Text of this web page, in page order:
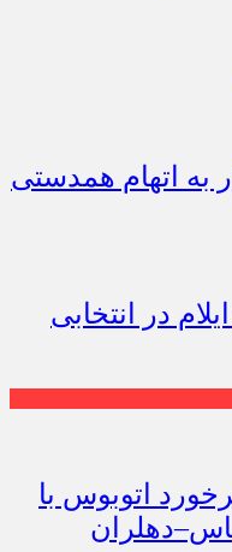
به اتهام همدستی
در انتخابی
اتوبوس با